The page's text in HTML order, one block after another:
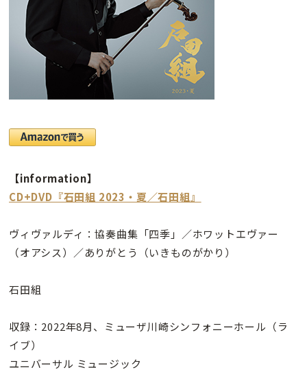
【information】
CD+DVD『石田組 2023・夏／石田組』
ヴィヴァルディ：協奏曲集「四季」／ホワットエヴァー
（オアシス）／ありがとう（いきものがかり）
石田組
収録：2022年8月、ミューザ川崎シンフォニーホール（ラ
イブ）
ユニバーサル ミュージック